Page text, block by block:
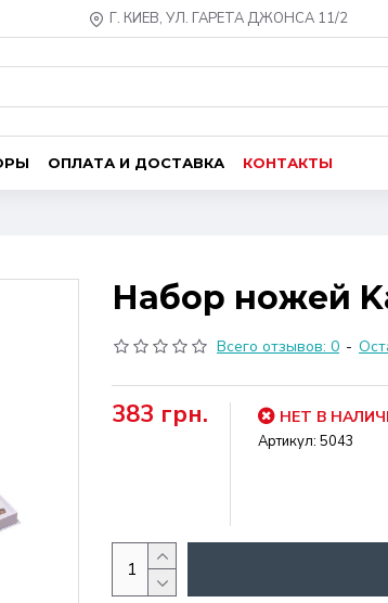
Г. КИЕВ, УЛ. ГАРЕТА ДЖОНСА 11/2
ОПЛАТА И ДОСТАВКА КОНТАКТЫ
Набор ножей
Всего отзывов: 0 -
383 грн. НЕТ В
Артикул: 5043